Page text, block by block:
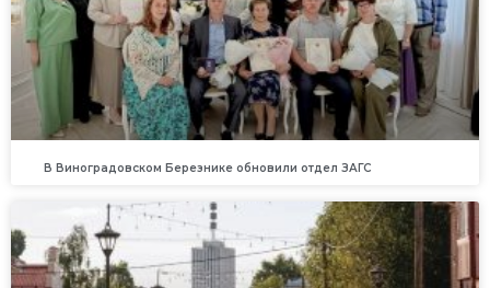
В Виноградовском Березнике обновили отдел ЗАГС